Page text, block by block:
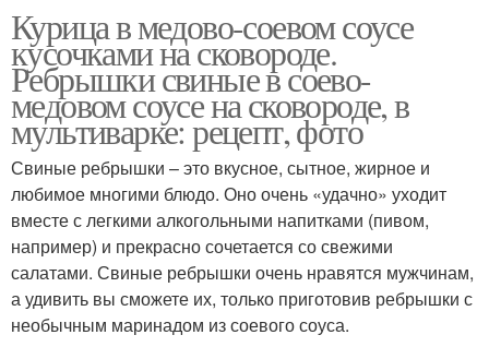
Курица в медово-соевом соусе
кусочками на сковороде.
Ребрышки свиные в соево-
медовом соусе на сковороде, в
мультиварке: рецепт, фото
Свиные ребрышки – это вкусное, сытное, жирное и
любимое многими блюдо. Оно очень «удачно» уходит
вместе с легкими алкогольными напитками (пивом,
например) и прекрасно сочетается со свежими
салатами. Свиные ребрышки очень нравятся мужчинам,
а удивить вы сможете их, только приготовив ребрышки с
необычным маринадом из соевого соуса.